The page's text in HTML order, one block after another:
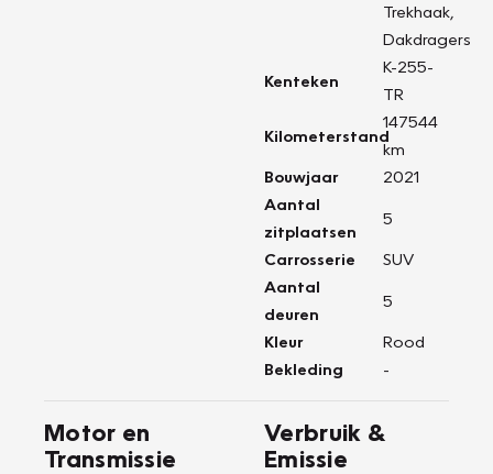
Trekhaak,
Dakdragers
Kenteken
K-255-
TR
Kilometerstand
147544
km
Bouwjaar
2021
Aantal
zitplaatsen
5
Carrosserie
SUV
Aantal
deuren
5
Kleur
Rood
Bekleding
-
Motor en
Transmissie
Verbruik &
Emissie